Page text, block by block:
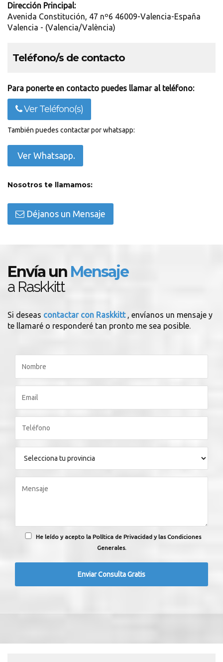
Dirección Principal:
Avenida Constitución, 47 nº6 46009-Valencia-España
Valencia - (Valencia/València)
Teléfono/s de contacto
Para ponerte en contacto puedes llamar al teléfono:
Ver Teléfono(s)
También puedes contactar por whatsapp:
Ver Whatsapp.
Nosotros te llamamos:
Déjanos un Mensaje
Envía un Mensaje
a Raskkitt
Si deseas contactar con Raskkitt , envíanos un mensaje y
te llamaré o responderé tan pronto me sea posible.
He leído y acepto la Política de Privacidad y las Condiciones
Generales.